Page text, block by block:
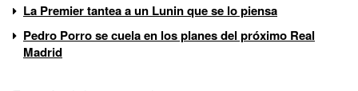
La Premier tantea a un Lunin que se lo piensa
Pedro Porro se cuela en los planes del próximo Real
Madrid